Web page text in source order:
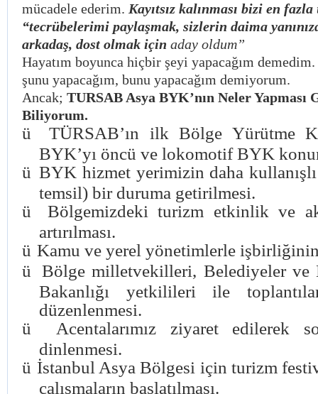
mücadele ederim. Kayıtsız kalınması bizi en
“tecrübelerimi paylaşmak, sizlerin daima
arkadaş, dost olmak için aday oldum”
Hayatım boyunca hiçbir şeyi yapacağım
şunu yapacağım, bunu yapacağım demiyorum.
Ancak; TURSAB Asya BYK’nın Neler Yapması
Biliyorum.
ü
TÜRSAB’ın ilk Bölge Yürütme
BYK’yı öncü ve lokomotif BYK
ü BYK hizmet yerimizin daha
temsil) bir duruma getirilmesi.
ü
Bölgemizdeki turizm etkinlik ve
artırılması.
ü Kamu ve yerel yönetimlerle
ü
Bölge milletvekilleri, Belediyeler ve
Bakanlığı yetkilileri ile
düzenlenmesi.
ü
Acentalarımız ziyaret edilerek
dinlenmesi.
ü İstanbul Asya Bölgesi için turizm
çalışmaların başlatılması.